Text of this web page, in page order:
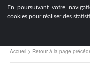
En poursuivant votre
cookies pour réaliser des
Lycée
Accueil > Retour à la page